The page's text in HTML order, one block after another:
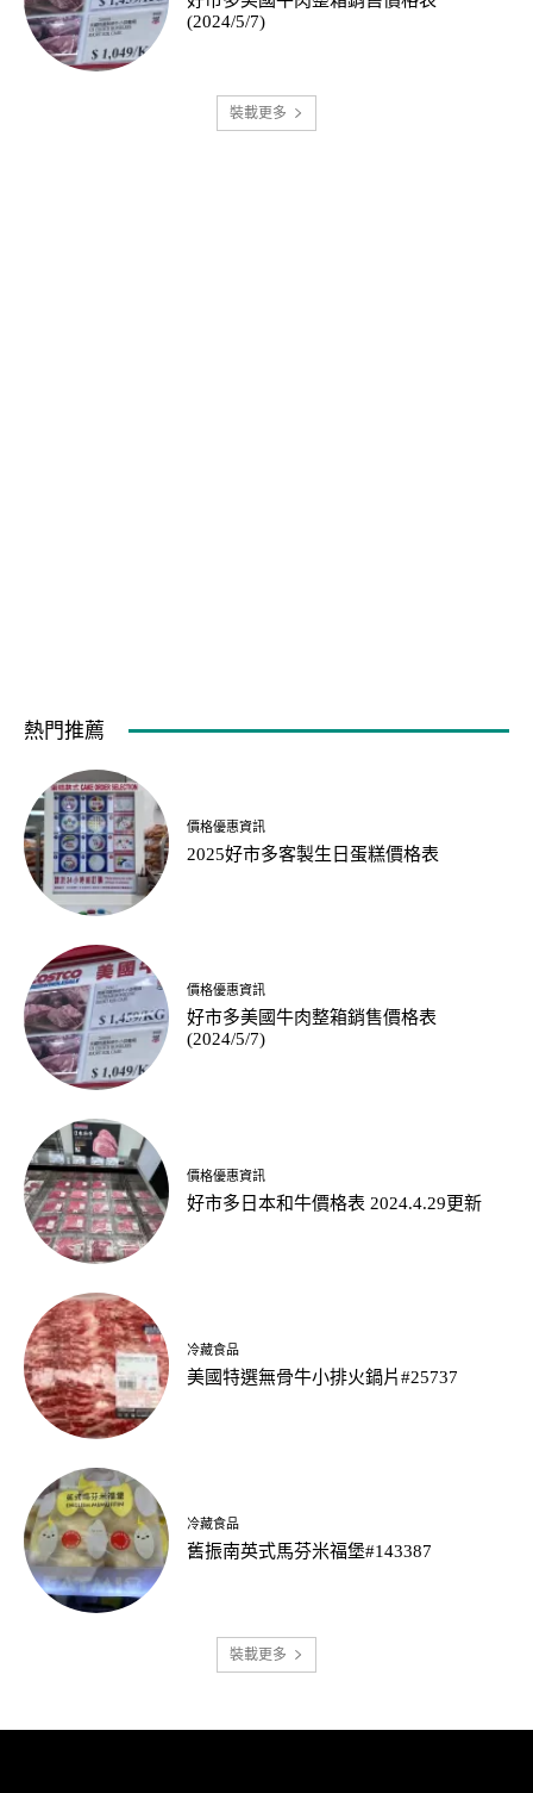
(2024/5/7)
裝載更多
熱門推薦
價格優惠資訊
2025好市多客製生日蛋糕價格表
價格優惠資訊
好市多美國牛肉整箱銷售價格表
(2024/5/7)
價格優惠資訊
好市多日本和牛價格表 2024.4.29更新
冷藏食品
美國特選無骨牛小排火鍋片#25737
冷藏食品
舊振南英式馬芬米福堡#143387
裝載更多